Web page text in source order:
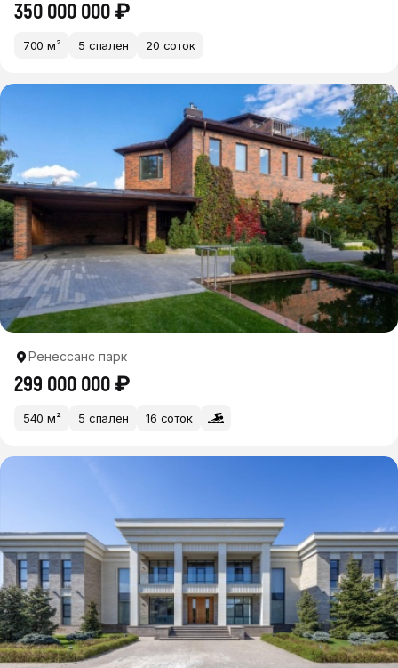
350 000 000 ₽
700 м² 5 спален 20 соток
Ренессанс парк
299 000 000 ₽
540 м² 5 спален 16 соток